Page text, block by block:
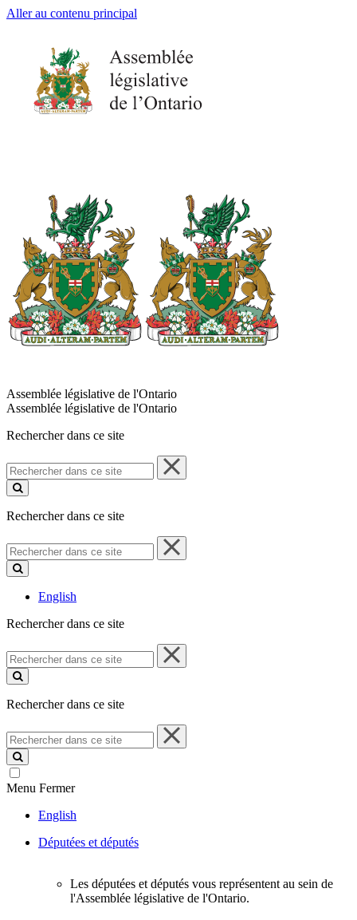
Aller au contenu principal
Assemblée législative de l'Ontario
Assemblée législative de l'Ontario
Rechercher dans ce site
Rechercher
dans
ce
Rechercher dans ce site
Rechercher
dans
ce
English
Rechercher dans ce site
Rechercher
dans
ce
Rechercher dans ce site
Rechercher
dans
ce
site
Menu Fermer
English
Députées et députés
Les députées et députés vous représentent au sein de
l'Assemblée législative de l'Ontario.